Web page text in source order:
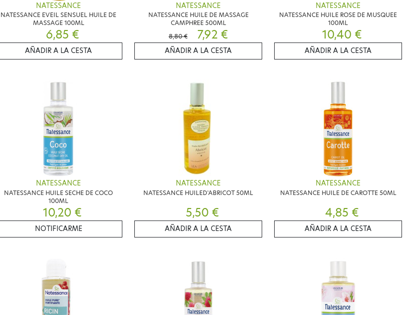
NATESSANCE
NATESSANCE EVEIL SENSUEL HUILE DE
MASSAGE 100ML
6,85 €
AÑADIR A LA CESTA
NATESSANCE
NATESSANCE HUILE DE MASSAGE
CAMPHREE 500ML
8,80 €
7,92 €
AÑADIR A LA CESTA
NATESSANCE
NATESSANCE HUILE ROSE DE MUSQUEE
100ML
10,40 €
AÑADIR A LA CESTA
NATESSANCE
NATESSANCE HUILE SECHE DE COCO
100ML
10,20 €
NOTIFICARME
NATESSANCE
NATESSANCE HUILED'ABRICOT 50ML
5,50 €
AÑADIR A LA CESTA
NATESSANCE
NATESSANCE HUILE DE CAROTTE 50ML
4,85 €
AÑADIR A LA CESTA